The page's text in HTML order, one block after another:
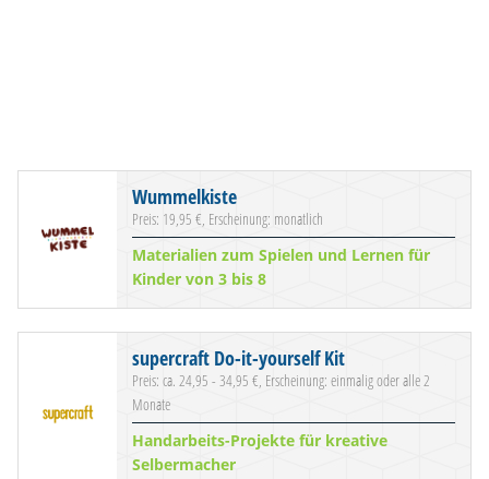
Wummelkiste
Preis: 19,95 €, Erscheinung: monatlich
Materialien zum Spielen und Lernen für
Kinder von 3 bis 8
supercraft Do-it-yourself Kit
Preis: ca. 24,95 - 34,95 €, Erscheinung: einmalig oder alle 2
Monate
Handarbeits-Projekte für kreative
Selbermacher